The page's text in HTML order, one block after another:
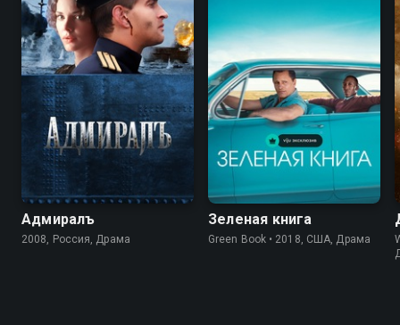
Адмиралъ
2008, Россия, Драма
Зеленая книга
Green Book • 2018, США, Драма